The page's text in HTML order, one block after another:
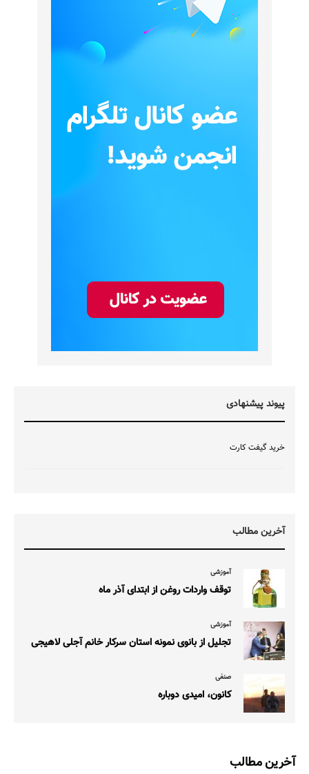
پیوند پیشنهادی
خرید گیفت کارت
آخرین مطالب
آموزشی
توقف واردات روغن از ابتدای آذر ماه
آموزشی
تجلیل از بانوی نمونه استان سرکار خانم آجلی لاهیجی
صنفی
کانون، امیدی دوباره
آخرین مطالب